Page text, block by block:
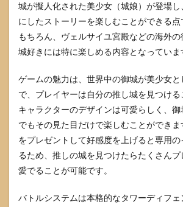
城が擬人化された美少女（城娘）が登場
にしたストーリーを楽しむことができる
もちろん、ヴェルサイユ宮殿などの海外
城好きには特に楽しめる内容となっていま
ゲームの魅力は、世界中の御城が美少女と
で、プレイヤーは自分の推し城を見つける
キャラクターのデザインは可愛らしく、御
でもその見た目だけで楽しむことができ
をプレゼントして好感度を上げると専用
るため、推しの城を見つけたらたくさん
愛でることが可能です。
バトルシステムは本格的なタワーディフェ